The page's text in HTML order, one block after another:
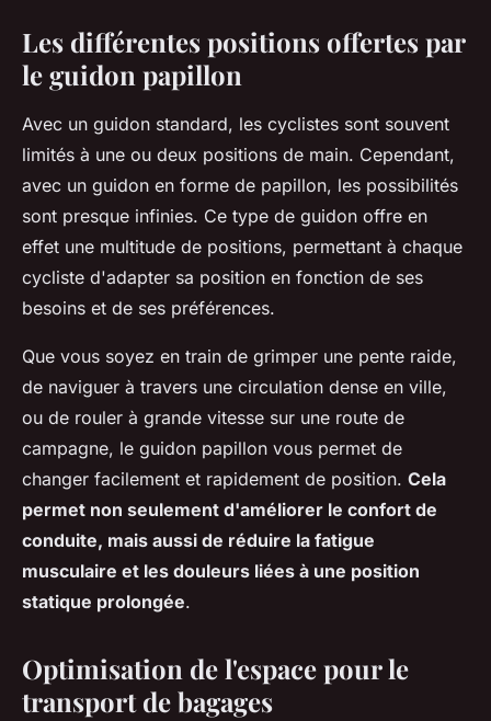
Les différentes positions offertes par
le guidon papillon
Avec un guidon standard, les cyclistes sont souvent
limités à une ou deux positions de main. Cependant,
avec un guidon en forme de papillon, les possibilités
sont presque infinies. Ce type de guidon offre en
effet une multitude de positions, permettant à chaque
cycliste d'adapter sa position en fonction de ses
besoins et de ses préférences.
Que vous soyez en train de grimper une pente raide,
de naviguer à travers une circulation dense en ville,
ou de rouler à grande vitesse sur une route de
campagne, le guidon papillon vous permet de
changer facilement et rapidement de position. Cela
permet non seulement d'améliorer le confort de
conduite, mais aussi de réduire la fatigue
musculaire et les douleurs liées à une position
statique prolongée.
Optimisation de l'espace pour le
transport de bagages